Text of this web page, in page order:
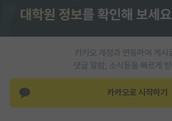
PI 전용 게시판
특수/전문대학원 게시판
카카오 계정과 연동하여 게시
댓글 알람, 소식등을 빠르게
카카오로 시작하기